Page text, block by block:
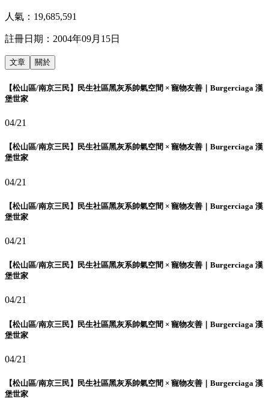
人氣： 19,685,591
註冊日期： 2004年09月15日
文章 關於
【松山區/南京三民】民生社區黑灰系帥氣空間 × 寵物友善｜Burgerciaga 漢
堡世家
04/21
【松山區/南京三民】民生社區黑灰系帥氣空間 × 寵物友善｜Burgerciaga 漢
堡世家
04/21
【松山區/南京三民】民生社區黑灰系帥氣空間 × 寵物友善｜Burgerciaga 漢
堡世家
04/21
【松山區/南京三民】民生社區黑灰系帥氣空間 × 寵物友善｜Burgerciaga 漢
堡世家
04/21
【松山區/南京三民】民生社區黑灰系帥氣空間 × 寵物友善｜Burgerciaga 漢
堡世家
04/21
【松山區/南京三民】民生社區黑灰系帥氣空間 × 寵物友善｜Burgerciaga 漢
堡世家